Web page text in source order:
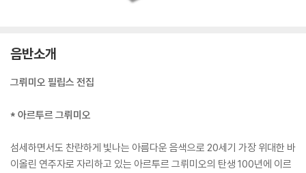
음반소개
그뤼미오 필립스 전집
* 아르투르 그뤼미오
섬세하면서도 찬란하게 빛나는 아름다운 음색으로 20세기 가장 위대한 바
이올린 연주자로 자리하고 있는 아르투르 그뤼미오의 탄생 100년에 이르